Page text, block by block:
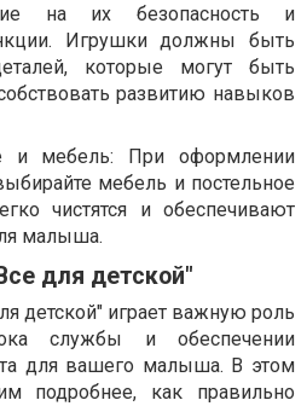
на их безопасность и
Игрушки должны быть
которые могут быть
развитию навыков
и мебель: При оформлении
мебель и постельное
чистятся и обеспечивают
малыша.
для детской"
детской" играет важную роль
службы и обеспечении
для вашего малыша. В этом
подробнее, как правильно